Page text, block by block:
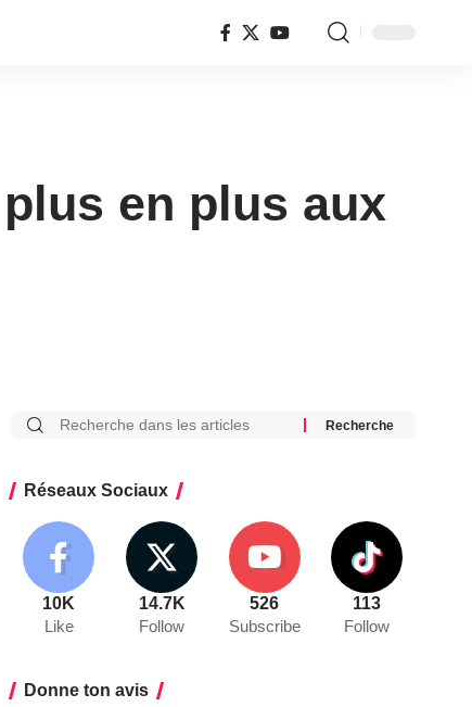
en plus aux
Réseaux Sociaux
10K
Like
14.7K
Follow
526
Subscribe
113
Follow
Donne ton avis